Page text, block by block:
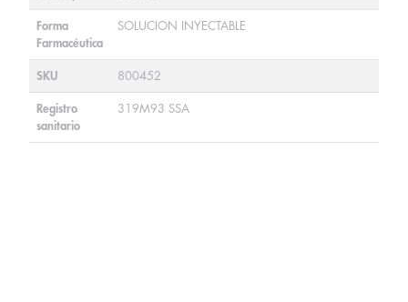
Forma
Farmacéutica
SOLUCION INYECTABLE
SKU 800452
Registro
sanitario
319M93 SSA